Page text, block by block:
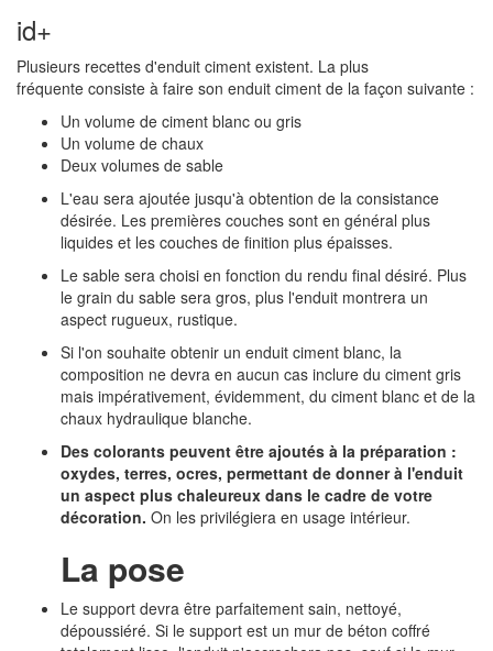
id+
Plusieurs recettes d'enduit ciment existent. La plus
fréquente consiste à faire son enduit ciment de la façon suivante :
Un volume de ciment blanc ou gris
Un volume de chaux
Deux volumes de sable
L'eau sera ajoutée jusqu'à obtention de la consistance
désirée. Les premières couches sont en général plus
liquides et les couches de finition plus épaisses.
Le sable sera choisi en fonction du rendu final désiré. Plus
le grain du sable sera gros, plus l'enduit montrera un
aspect rugueux, rustique.
Si l'on souhaite obtenir un enduit ciment blanc, la
composition ne devra en aucun cas inclure du ciment gris
mais impérativement, évidemment, du ciment blanc et de la
chaux hydraulique blanche.
Des colorants peuvent être ajoutés à la préparation :
oxydes, terres, ocres, permettant de donner à l'enduit
un aspect plus chaleureux dans le cadre de votre
décoration. On les privilégiera en usage intérieur.
La pose
Le support devra être parfaitement sain, nettoyé,
dépoussiéré. Si le support est un mur de béton coffré